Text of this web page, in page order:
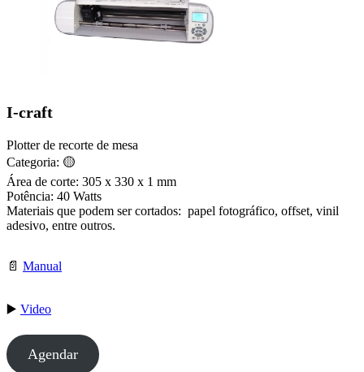
I-craft
Plotter de recorte de mesa
Categoria: 🟡
Área de corte: 305 x 330 x 1 mm
Potência: 40 Watts
Materiais que podem ser cortados: papel fotográfico, offset, vinil
adesivo, entre outros.
📄 Manual
▶️ Video
Agendar